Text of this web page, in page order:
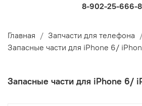
8-902-25-666-
Главная
Запчасти для телефона
Запасные части для iPhone 6/
Запасные части для iPhone 6/